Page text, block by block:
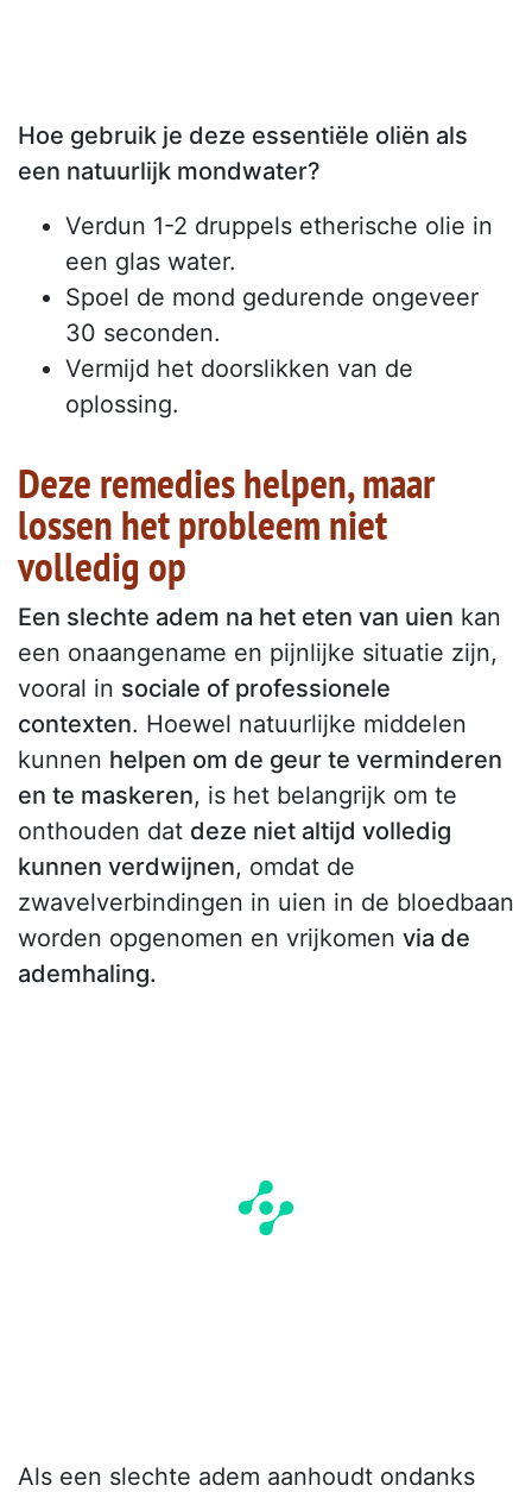
Hoe gebruik je deze essentiële oliën als
een natuurlijk mondwater?
Verdun 1-2 druppels etherische olie in
een glas water.
Spoel de mond gedurende ongeveer
30 seconden.
Vermijd het doorslikken van de
oplossing.
Deze remedies helpen, maar
lossen het probleem niet
volledig op
Een slechte adem na het eten van uien kan
een onaangename en pijnlijke situatie zijn,
vooral in sociale of professionele
contexten. Hoewel natuurlijke middelen
kunnen helpen om de geur te verminderen
en te maskeren, is het belangrijk om te
onthouden dat deze niet altijd volledig
kunnen verdwijnen, omdat de
zwavelverbindingen in uien in de bloedbaan
worden opgenomen en vrijkomen via de
ademhaling.
Als een slechte adem aanhoudt ondanks